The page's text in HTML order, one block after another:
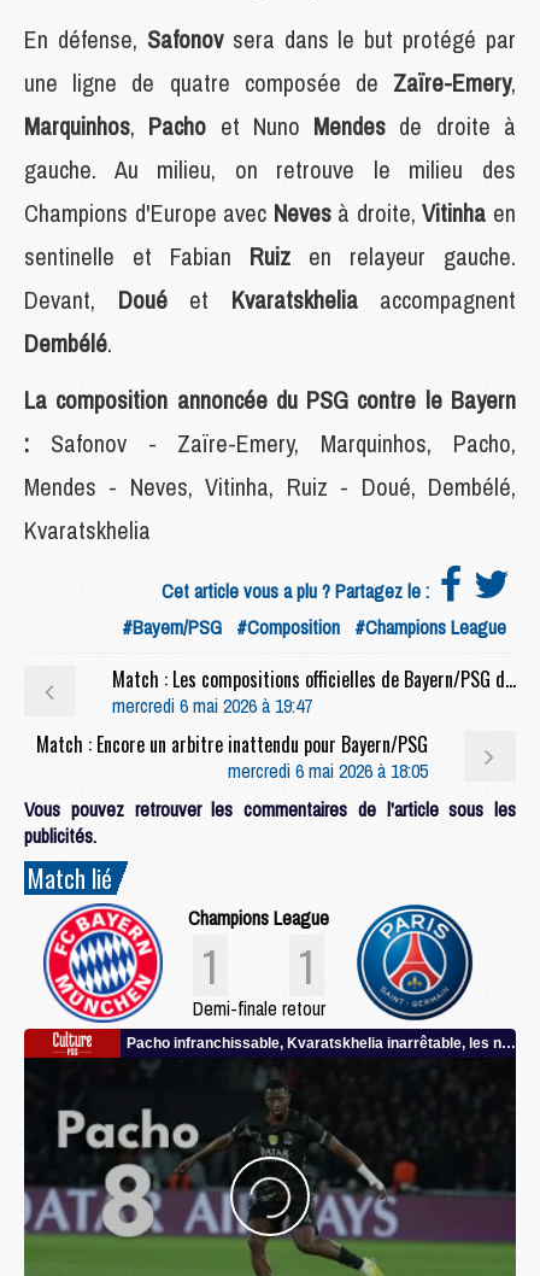
En défense, Safonov sera dans le but protégé par
une ligne de quatre composée de Zaïre-Emery,
Marquinhos, Pacho et Nuno Mendes de droite à
gauche. Au milieu, on retrouve le milieu des
Champions d'Europe avec Neves à droite,Vitinha en
sentinelle et Fabian Ruiz en relayeur gauche.
Devant, Doué et Kvaratskhelia accompagnent
Dembélé.
La composition annoncée du PSG contre le Bayern
: Safonov - Zaïre-Emery, Marquinhos, Pacho,
Mendes - Neves, Vitinha, Ruiz - Doué, Dembélé,
Kvaratskhelia
Cet article vous a plu ? Partagez le :
#Bayern/PSG #Composition #Champions League
Match : Les compositions officielles de Bayern/PSG dévoilées
mercredi 6 mai 2026 à 19:47
Match : Encore un arbitre inattendu pour Bayern/PSG
mercredi 6 mai 2026 à 18:05
Vous pouvez retrouver les commentaires de l'article sous les
publicités.
Match lié
Champions League
1 1
Demi-finale retour